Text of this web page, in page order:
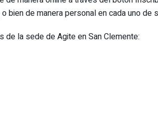
bien de manera personal en cada uno de
de la sede de Agite en San Clemente: